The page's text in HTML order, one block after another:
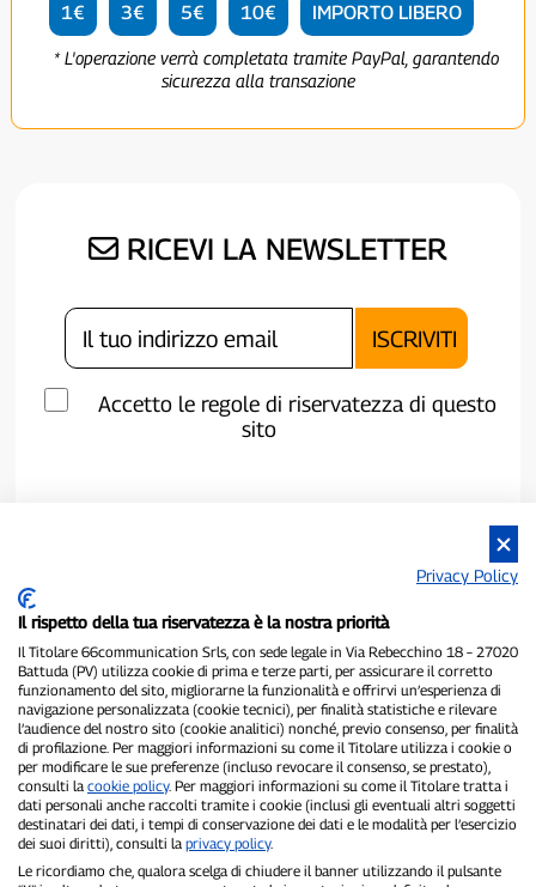
1€ 3€ 5€ 10€ IMPORTO LIBERO
* L'operazione verrà completata tramite PayPal, garantendo
sicurezza alla transazione
RICEVI LA NEWSLETTER
Accetto le regole di riservatezza di questo
sito
P300.it è una Testata Giornalistica indipendente
Registrazione numero 1/2021 del 1/2/2021 - Tribunale di Pavia
Proprietario ed editore:66communication Srls- P.IVA
02798890188
Direttore Responsabile:Alessandro Secchi- Vicedirettore:Federico
Benedusi
Privacy Policy-Cookie Policy
Privacy Policy
Il rispetto della tua riservatezza è la nostra priorità
Il Titolare 66communication Srls, con sede legale in Via Rebecchino 18 – 27020
Battuda (PV) utilizza cookie di prima e terze parti, per assicurare il corretto
funzionamento del sito, migliorarne la funzionalità e offrirvi un’esperienza di
navigazione personalizzata (cookie tecnici), per finalità statistiche e rilevare
l’audience del nostro sito (cookie analitici) nonché, previo consenso, per finalità
di profilazione. Per maggiori informazioni su come il Titolare utilizza i cookie o
per modificare le sue preferenze (incluso revocare il consenso, se prestato),
consulti la cookie policy. Per maggiori informazioni su come il Titolare tratta i
dati personali anche raccolti tramite i cookie (inclusi gli eventuali altri soggetti
destinatari dei dati, i tempi di conservazione dei dati e le modalità per l’esercizio
dei suoi diritti), consulti la privacy policy.
Le ricordiamo che, qualora scelga di chiudere il banner utilizzando il pulsante